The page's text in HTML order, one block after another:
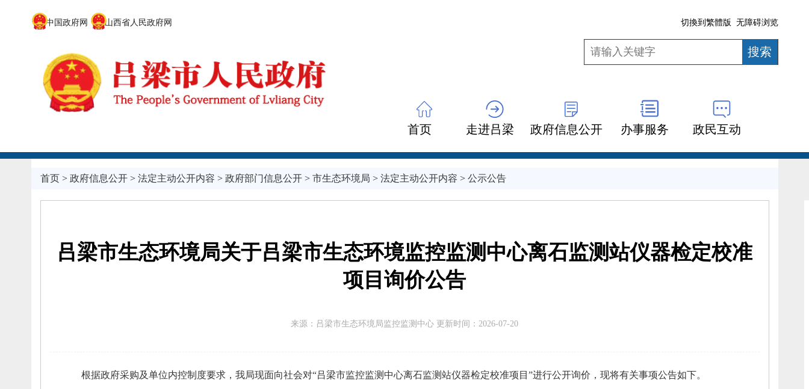
中国政府网 山西省人民政府网 切換到繁體版 无障碍浏览
首页 走进吕梁 政府信息公开 办事服务 政民互动
首页> 政府信息公开> 法定主动公开内容 > 政府部门信息公开> 市生态环境局 > 法定主动公开内容 > 公示公告
吕梁市生态环境局关于吕梁市生态环境监控监测中心离石监测站仪器检定校准
项目询价公告
来源： 吕梁市生态环境局监控监测中心 更新时间： 2026-07-20
根据政府采购及单位内控制度要求， 我局现面向社会对“吕梁市监控监测中心离石监测站仪器检定校准项目”进行公开询价， 现将有关事项公告如下。